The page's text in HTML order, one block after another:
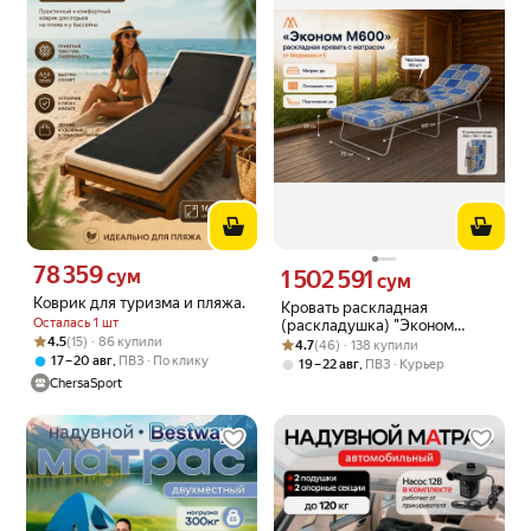
Коврик для туризма и пляжа.
Осталась 1 шт
Цена 78359 сум вместо
78 359сум
Рейтинг товара: 4.5 из 5
Оценок: (15) · 86 купили
4.5(15) · 86 купили
17 – 20 авг, ПВЗ
По клику
ChersaSport
Кровать раскладная
(раскладушка) "Эконом
М600" с подголовником и
матрасом недорого
Цена 1502591 сум вместо
1 502 591 сум
Рейтинг товара: 4.7 из 5
Оценок: (46) · 138 купили
4.7(46) · 138 купили
19 – 22 авг, ПВЗ Курьер